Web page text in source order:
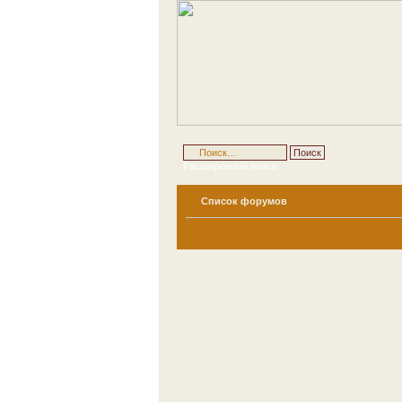
Расширенный поиск
Список форумов